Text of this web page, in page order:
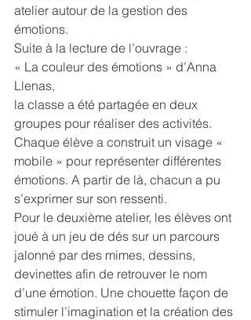
atelier autour de la gestion des
émotions.
Suite à la lecture de l’ouvrage :
« La couleur des émotions » d’Anna
Llenas,
la classe a été partagée en deux
groupes pour réaliser des activités.
Chaque élève a construit un visage «
mobile » pour représenter différentes
émotions. A partir de là, chacun a pu
s’exprimer sur son ressenti.
Pour le deuxième atelier, les élèves ont
joué à un jeu de dés sur un parcours
jalonné par des mimes, dessins,
devinettes afin de retrouver le nom
d’une émotion. Une chouette façon de
stimuler l’imagination et la création des